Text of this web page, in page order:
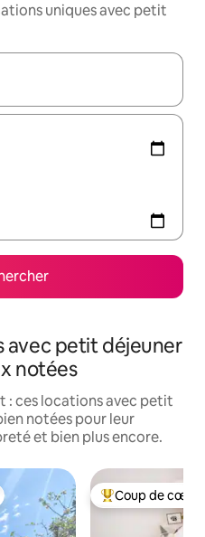
uniques avec petit
utilisez les flèches vers le
avec petit déjeuner
notées
: ces locations avec petit
notées pour leur
et bien plus encore.
plus appréciés Coups de cœur
Coup de cœur